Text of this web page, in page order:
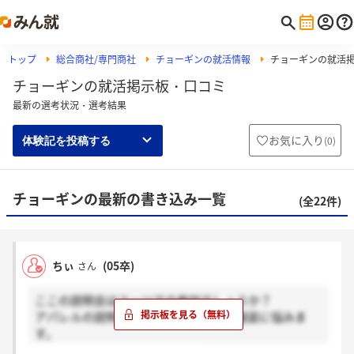
トップ 総合商社/専門商社 チョーギンの就活情報 チョーギンの就活
チョーギンの就活掲示板・口コミ
最新の選考状況・選考結果
体験記を投稿する お気に入り (0)
チョーギンの最新の書き込み一覧 (全22件)
ちぃ さん (05卒)
ここの説明会はスーツでの参加でしょうか？
アパレルの説明会ってスーツか私服か服装に悩みま
す。